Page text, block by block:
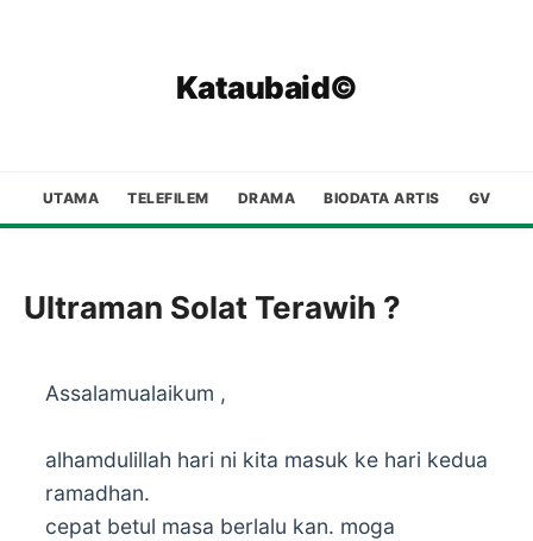
Kataubaid©
UTAMA TELEFILEM DRAMA BIODATA ARTIS GV
Ultraman Solat Terawih ?
Assalamualaikum ,
alhamdulillah hari ni kita masuk ke hari kedua
ramadhan.
cepat betul masa berlalu kan. moga